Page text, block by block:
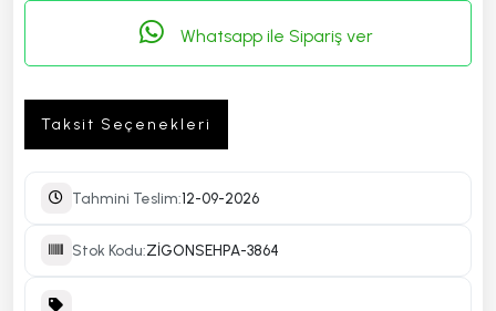
Whatsapp ile Sipariş ver
Taksit Seçenekleri
Tahmini Teslim:12-09-2026
Stok Kodu:ZİGONSEHPA-3864